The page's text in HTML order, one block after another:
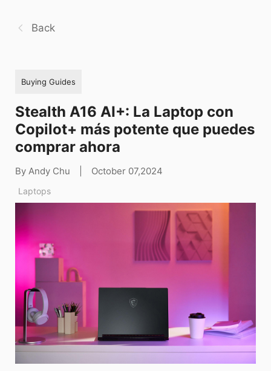
Back
Buying Guides
Stealth A16 AI+: La Laptop con
Copilot+ más potente que puedes
comprar ahora
By Andy Chu October 07,2024
Laptops